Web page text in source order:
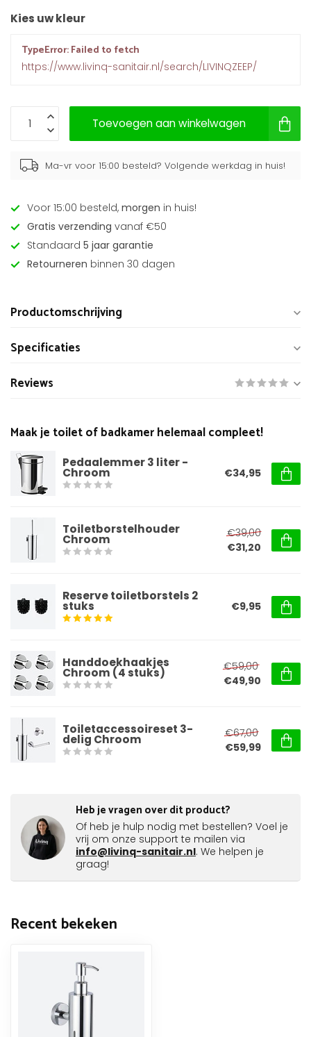
Kies uw kleur
TypeError: Failed to fetch
https://www.livinq-sanitair.nl/search/LIVINQZEEP/
Toevoegen aan winkelwagen
Ma-vr voor 15:00 besteld? Volgende werkdag in huis!
Voor 15:00 besteld, morgen in huis!
Gratis verzending vanaf €50
Standaard 5 jaar garantie
Retourneren binnen 30 dagen
Productomschrijving
Specificaties
Reviews
Maak je toilet of badkamer helemaal compleet!
Pedaalemmer 3 liter -
Chroom €34,95
Toiletborstelhouder
Chroom
€39,00
€31,20
Reserve toiletborstels 2
stuks €9,95
Handdoekhaakjes
Chroom (4 stuks)
€59,00
€49,90
Toiletaccessoireset 3-
delig Chroom
€67,00
€59,99
Heb je vragen over dit product?
Of heb je hulp nodig met bestellen? Voel je
vrij om onze support te mailen via
info@livinq-sanitair.nl. We helpen je
graag!
Recent bekeken